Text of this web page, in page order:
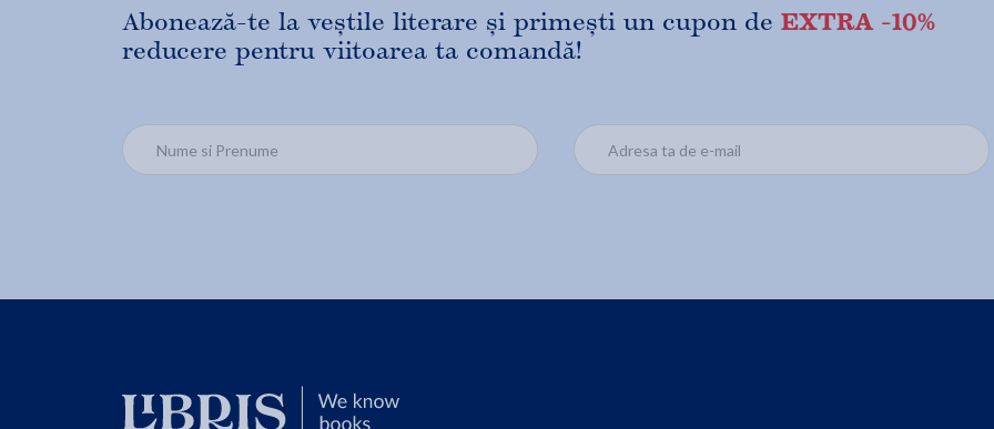
Abonează-te la veștile literare și primești un cupon de EXTRA -10%
reducere pentru viitoarea ta comandă!